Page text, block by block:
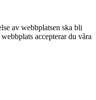
av webbplatsen ska bli
accepterar du våra